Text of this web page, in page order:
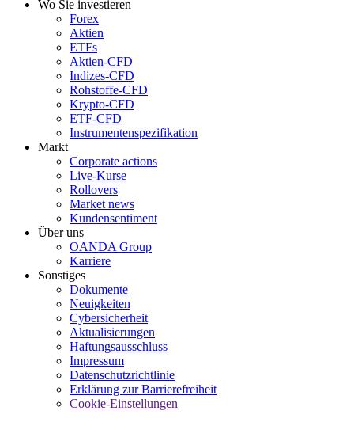
Wo Sie investieren
Forex
Aktien
ETFs
Aktien-CFD
Indizes-CFD
Rohstoffe-CFD
Krypto-CFD
ETF-CFD
Instrumentenspezifikation
Markt
Corporate actions
Live-Kurse
Rollovers
Market news
Kundensentiment
Über uns
OANDA Group
Karriere
Sonstiges
Dokumente
Neuigkeiten
Cybersicherheit
Aktualisierungen
Haftungsausschluss
Impressum
Datenschutzrichtlinie
Erklärung zur Barrierefreiheit
Cookie-Einstellungen